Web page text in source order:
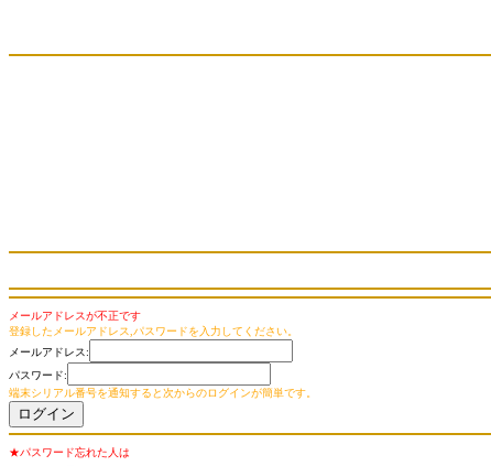
メールアドレスが不正です
登録したメールアドレス,パスワードを入力してください。
メールアドレス:
パスワード:
端末シリアル番号を通知すると次からのログインが簡単です。
★パスワード忘れた人は